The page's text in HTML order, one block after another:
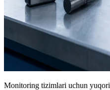
Monitoring tizimlari uchun